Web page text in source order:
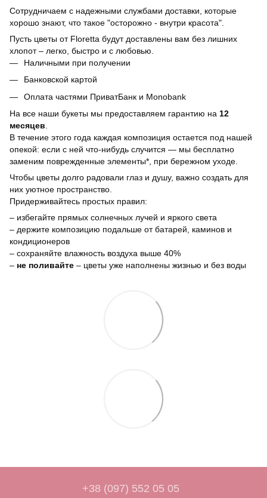
Сотрудничаем с надежными службами доставки, которые
хорошо знают, что такое "осторожно - внутри красота".
Пусть цветы от Floretta будут доставлены вам без лишних
хлопот – легко, быстро и с любовью.
Наличными при получении
Банковской картой
Оплата частями ПриватБанк и Monobank
На все наши букеты мы предоставляем гарантию на 12
месяцев
В течение этого года каждая композиция остается под нашей
опекой: если с ней что-нибудь случится — мы бесплатно
заменим поврежденные элементы*, при бережном уходе.
Чтобы цветы долго радовали глаз и душу, важно создать для
них уютное пространство.
Придерживайтесь простых правил:
– избегайте прямых солнечных лучей и яркого света
– держите композицию подальше от батарей, каминов и
кондиционеров
– сохраняйте влажность воздуха выше 40%
– не поливайте – цветы уже наполнены жизнью и без воды
+38 (097) 552 05 05